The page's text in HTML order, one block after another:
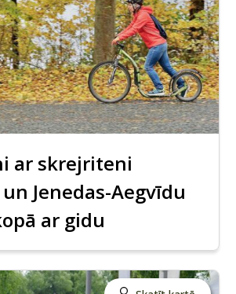
ar skrejriteni
Jenedas-Aegvīdu
ar gidu